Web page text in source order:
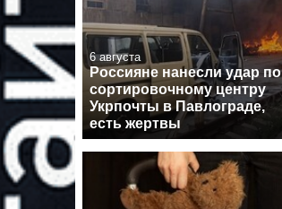
6 августа
Россияне нанесли удар по
сортировочному центру
Укрпочты в Павлограде,
есть жертвы